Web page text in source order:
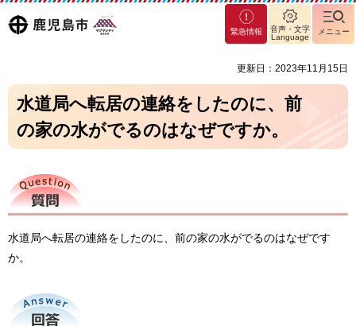
鹿児島
マグ
マシ
緊急情報
音声・文字
Language
メニュー
更新日：2023年11月15日
水道局へ転居の連絡をしたのに、前
の家の水がでるのはなぜですか。
質問
水道局へ転居の連絡をしたのに、前の家の水がでるのはなぜです
か。
回答